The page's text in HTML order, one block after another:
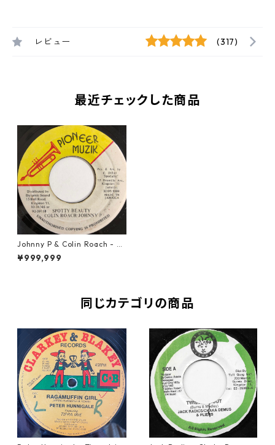
レビュー (317)
最近チェックした商品
Johnny P & Colin Roach - Sp
otty Beauty【7-20003】
¥999,999
同じカテゴリの商品